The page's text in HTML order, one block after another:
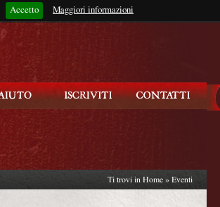
Accetto Maggiori informazioni
Rimani connesso?
Ti trovi in Home » Eventi